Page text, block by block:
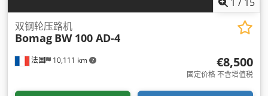
法国 10,111 km
双钢轮压路机
Bomag BW 100 AD-4
€8,500
固定价格 不含增值税